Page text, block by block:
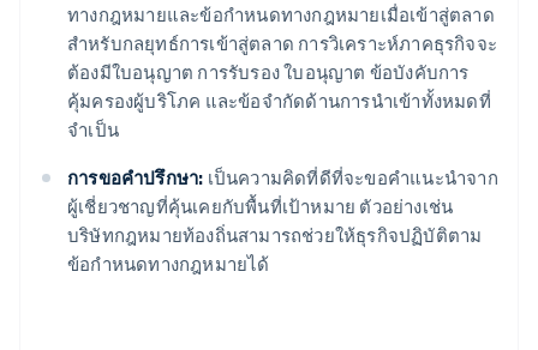
ทางกฎหมายและข้อกําหนดทางกฎหมายเมื่อเข้าสู่ตลาด
สำหรับกลยุทธ์การเข้าสู่ตลาด การวิเคราะห์ภาคธุรกิจจะ
ต้องมีใบอนุญาต การรับรอง ใบอนุญาต ข้อบังคับการ
คุ้มครองผู้บริโภค และข้อจํากัดด้านการนําเข้าทั้งหมดที่
จําเป็น
การขอคำปรึกษา: เป็นความคิดที่ดีที่จะขอคําแนะนําจาก
ผู้เชี่ยวชาญที่คุ้นเคยกับพื้นที่เป้าหมาย ตัวอย่างเช่น
บริษัทกฎหมายท้องถิ่นสามารถช่วยให้ธุรกิจปฏิบัติตาม
ข้อกําหนดทางกฎหมายได้